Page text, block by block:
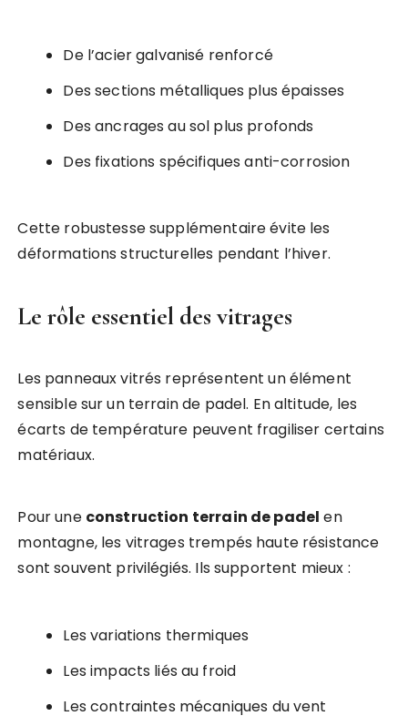
De l’acier galvanisé renforcé
Des sections métalliques plus épaisses
Des ancrages au sol plus profonds
Des fixations spécifiques anti-corrosion
Cette robustesse supplémentaire évite les
déformations structurelles pendant l’hiver.
Le rôle essentiel des vitrages
Les panneaux vitrés représentent un élément
sensible sur un terrain de padel. En altitude, les
écarts de température peuvent fragiliser certains
matériaux.
Pour une construction terrain de padel en
montagne, les vitrages trempés haute résistance
sont souvent privilégiés. Ils supportent mieux :
Les variations thermiques
Les impacts liés au froid
Les contraintes mécaniques du vent